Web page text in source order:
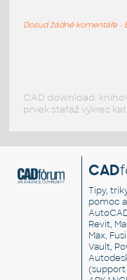
Dosud žádné komentáře -
CAD download:
prvek stafáž výkres
CAD
Tipy,
pomoc
Revit,
Max,
Vault,